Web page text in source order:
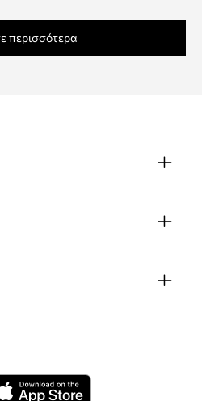
περισσότερα